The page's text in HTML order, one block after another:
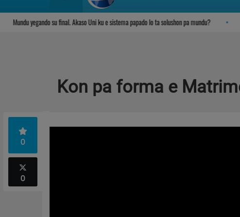
Mundu yegando su final. Akaso Uni ku e sistema papado lo ta solushon pa mundu?
Kon pa forma e
0
0